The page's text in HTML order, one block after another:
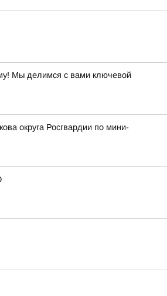
Мы делимся с вами ключевой
округа Росгвардии по мини-